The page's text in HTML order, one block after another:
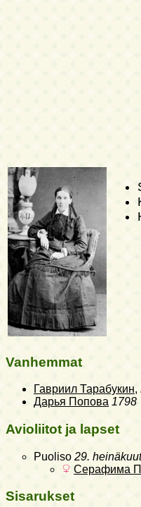
Vanhemmat
Гавриил Тарабукин,
Дарья Попова 1798
Avioliitot ja lapset
Puoliso 29.
Серафима
Sisarukset